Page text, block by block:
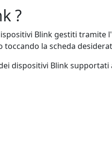
?
Blink gestiti
toccando la scheda
dispositivi Blink